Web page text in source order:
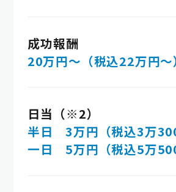
成功報酬
20万円～（税込22万円～
日当（※2）
半日 3万円（税込3万
一日 5万円（税込5万